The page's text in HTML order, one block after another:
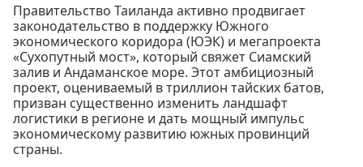
Правительство Таиланда активно продвигает
законодательство в поддержку Южного
экономического коридора (ЮЭК) и мегапроекта
«Сухопутный мост», который свяжет Сиамский
залив и Андаманское море. Этот амбициозный
проект, оцениваемый в триллион тайских батов,
призван существенно изменить ландшафт
логистики в регионе и дать мощный импульс
экономическому развитию южных провинций
страны.